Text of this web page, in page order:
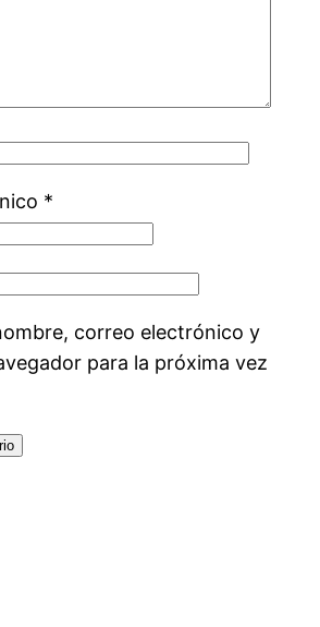
*
correo electrónico y
para la próxima vez